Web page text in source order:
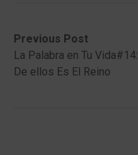
Post
navigation
Previous Post
Previous
post:La Palabra en Tu Vida#14:
De ellos Es El Reino
Next
post: